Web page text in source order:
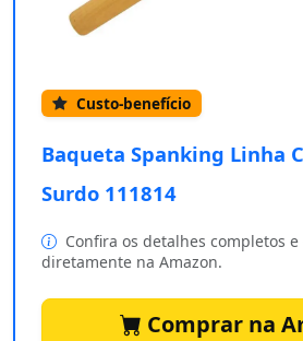
Custo-benefício
Baqueta Spanking Linha
Surdo 111814
Confira os detalhes completos
diretamente na Amazon.
Comprar na